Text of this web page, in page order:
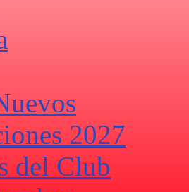
2027
del Club